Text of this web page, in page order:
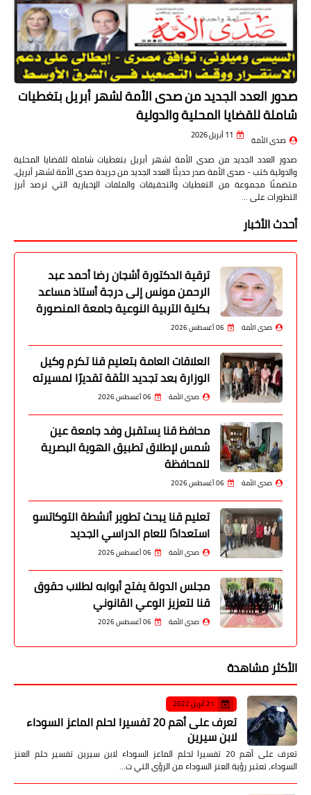
صدور العدد الجديد من صدى الأمة لشهر أبريل بتغطيات
شاملة للقضايا المحلية والدولية
صدى الأمة 11 أبريل 2026
صدور العدد الجديد من صدى الأمة لشهر أبريل بتغطيات شاملة للقضايا المحلية
والدولية كتب - صدى الأمة صدر حديثًا العدد الجديد من جريدة صدى الأمة لشهر أبريل،
متضمنًا مجموعة من التغطيات والتحقيقات والملفات الإخبارية التي ترصد أبرز
التطورات على …
أحدث الأخبار
ترقية الدكتورة أشجان رضا أحمد عبد
الرحمن مونس إلى درجة أستاذ مساعد
بكلية التربية النوعية جامعة المنصورة
صدى الأمة 06 أغسطس 2026
العلاقات العامة بتعليم قنا تكرم وكيل
الوزارة بعد تجديد الثقة تقديرًا لمسيرته
صدى الأمة 06 أغسطس 2026
محافظ قنا يستقبل وفد جامعة عين
شمس لإطلاق تطبيق الهوية البصرية
للمحافظة
صدى الأمة 06 أغسطس 2026
تعليم قنا يبحث تطوير أنشطة التوكاتسو
استعدادًا للعام الدراسي الجديد
صدى الأمة 06 أغسطس 2026
مجلس الدولة يفتح أبوابه لطلاب حقوق
قنا لتعزيز الوعي القانوني
صدى الأمة 06 أغسطس 2026
الأكثر مشاهدة
21 أبريل 2022
تعرف على أهم 20 تفسيرا لحلم الماعز السوداء
لابن سيرين
تعرف على أهم 20 تفسيرا لحلم الماعز السوداء لابن سيرين تفسير حلم العنز
السوداء، تعتبر رؤية العنز السوداء من الرؤى التي ت…